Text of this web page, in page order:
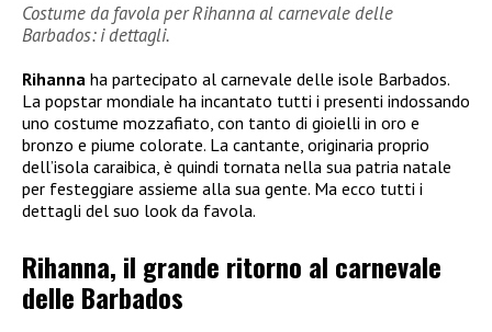
Costume da favola per Rihanna al carnevale delle
Barbados: i dettagli.
Rihanna ha partecipato al carnevale delle isole Barbados.
La popstar mondiale ha incantato tutti i presenti indossando
uno costume mozzafiato, con tanto di gioielli in oro e
bronzo e piume colorate. La cantante, originaria proprio
dell’isola caraibica, è quindi tornata nella sua patria natale
per festeggiare assieme alla sua gente. Ma ecco tutti i
dettagli del suo look da favola.
Rihanna, il grande ritorno al carnevale
delle Barbados